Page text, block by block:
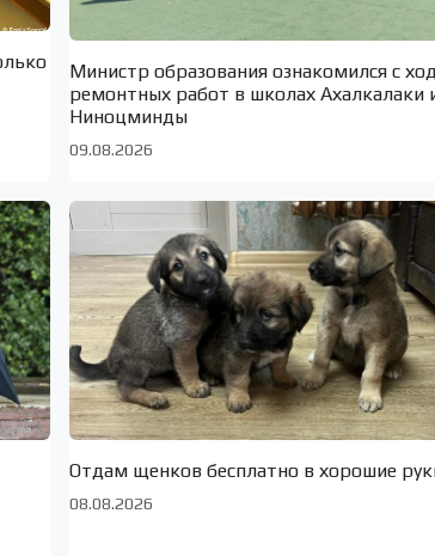
Министр образования ознакомился с
ремонтных работ в школах Ахалкалаки
Ниноцминды
09.08.2026
Отдам щенков бесплатно в хорошие
08.08.2026